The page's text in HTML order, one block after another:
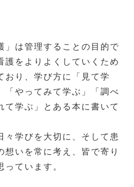
」は管理することの目的で
護をよりよくしていくため
おり、学び方に「見て学
「やってみて学ぶ」「調べ
て学ぶ」とある本に書いて
々学びを大切に、そして患
想いを常に考え、皆で寄り
ています。